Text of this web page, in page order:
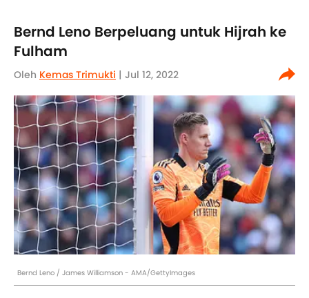
Bernd Leno Berpeluang untuk Hijrah ke
Fulham
Oleh Kemas Trimukti | Jul 12, 2022
Bernd Leno / James Williamson - AMA/GettyImages